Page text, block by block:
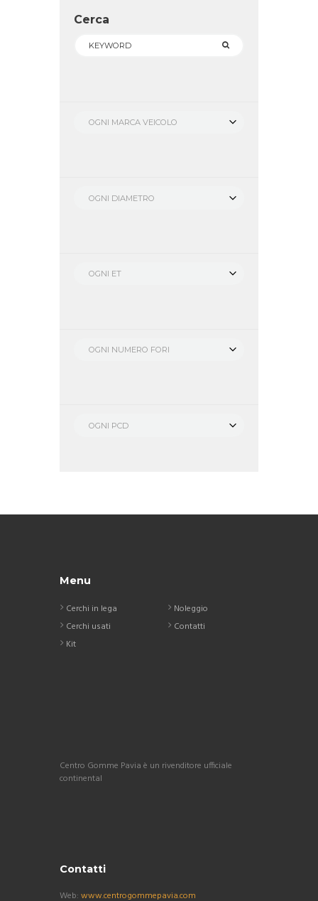
Cerca
OGNI MARCA VEICOLO
OGNI DIAMETRO
OGNI ET
OGNI NUMERO FORI
OGNI PCD
Menu
Cerchi in lega
Cerchi usati
Kit
Noleggio
Contatti
Centro Gomme Pavia è un rivenditore ufficiale
continental
Contatti
Web: www.centrogommepavia.com